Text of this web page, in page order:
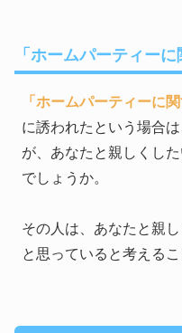
「ホームパーティー
「ホームパーティーに関
に誘われたという場合
が、あなたと親しくし
でしょうか。
その人は、あなたと親
と思っていると考えるこ